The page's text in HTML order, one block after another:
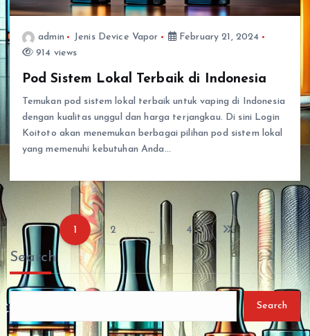
admin Jenis Device Vapor
February 21, 2024
914 views
Pod Sistem Lokal Terbaik di Indonesia
Temukan pod sistem lokal terbaik untuk vaping di Indonesia
dengan kualitas unggul dan harga terjangkau. Di sini Login
Koitoto akan menemukan berbagai pilihan pod sistem lokal
yang memenuhi kebutuhan Anda…
P
o
1 2 … 4
Search
Search